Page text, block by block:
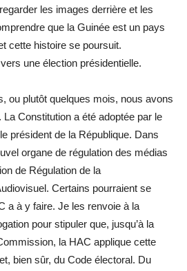
les images derrière et les
que la Guinée est un pays
cette histoire se poursuit.
une élection présidentielle.
ou plutôt quelques mois, nous avons
Constitution a été adoptée par le
président de la République. Dans
organe de régulation des médias
de Régulation de la
Certains pourraient se
a à y faire. Je les renvoie à la
pour stipuler que, jusqu’à la
la HAC applique cette
bien sûr, du Code électoral. Du